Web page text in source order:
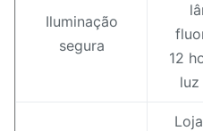
Iluminação
segura
12
luz